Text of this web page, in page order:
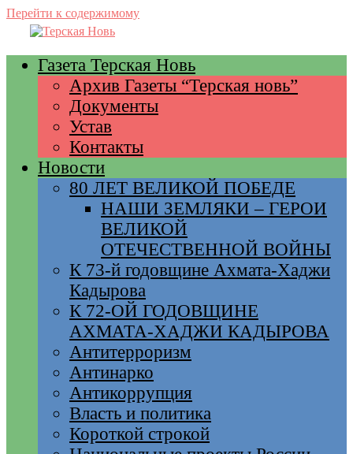
Перейти к содержимому
Газета Терская Новь
Архив Газеты “Терская новь”
Документы
Устав
Контакты
Новости
80 ЛЕТ ВЕЛИКОЙ ПОБЕДЕ
НАШИ ЗЕМЛЯКИ – ГЕРОИ
ВЕЛИКОЙ
ОТЕЧЕСТВЕННОЙ ВОЙНЫ
К 73-й годовщине Ахмата-Хаджи
Кадырова
К 72-ОЙ ГОДОВЩИНЕ
АХМАТА-ХАДЖИ КАДЫРОВА
Антитерроризм
Антинарко
Антикоррупция
Власть и политика
Короткой строкой